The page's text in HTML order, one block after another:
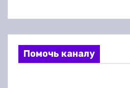
Помочь каналу